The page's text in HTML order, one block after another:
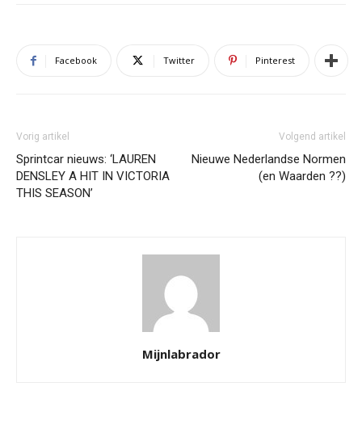
Facebook Twitter Pinterest
Vorig artikel
Sprintcar nieuws: ‘LAUREN
DENSLEY A HIT IN VICTORIA
THIS SEASON’
Volgend artikel
Nieuwe Nederlandse Normen
(en Waarden ??)
Mijnlabrador